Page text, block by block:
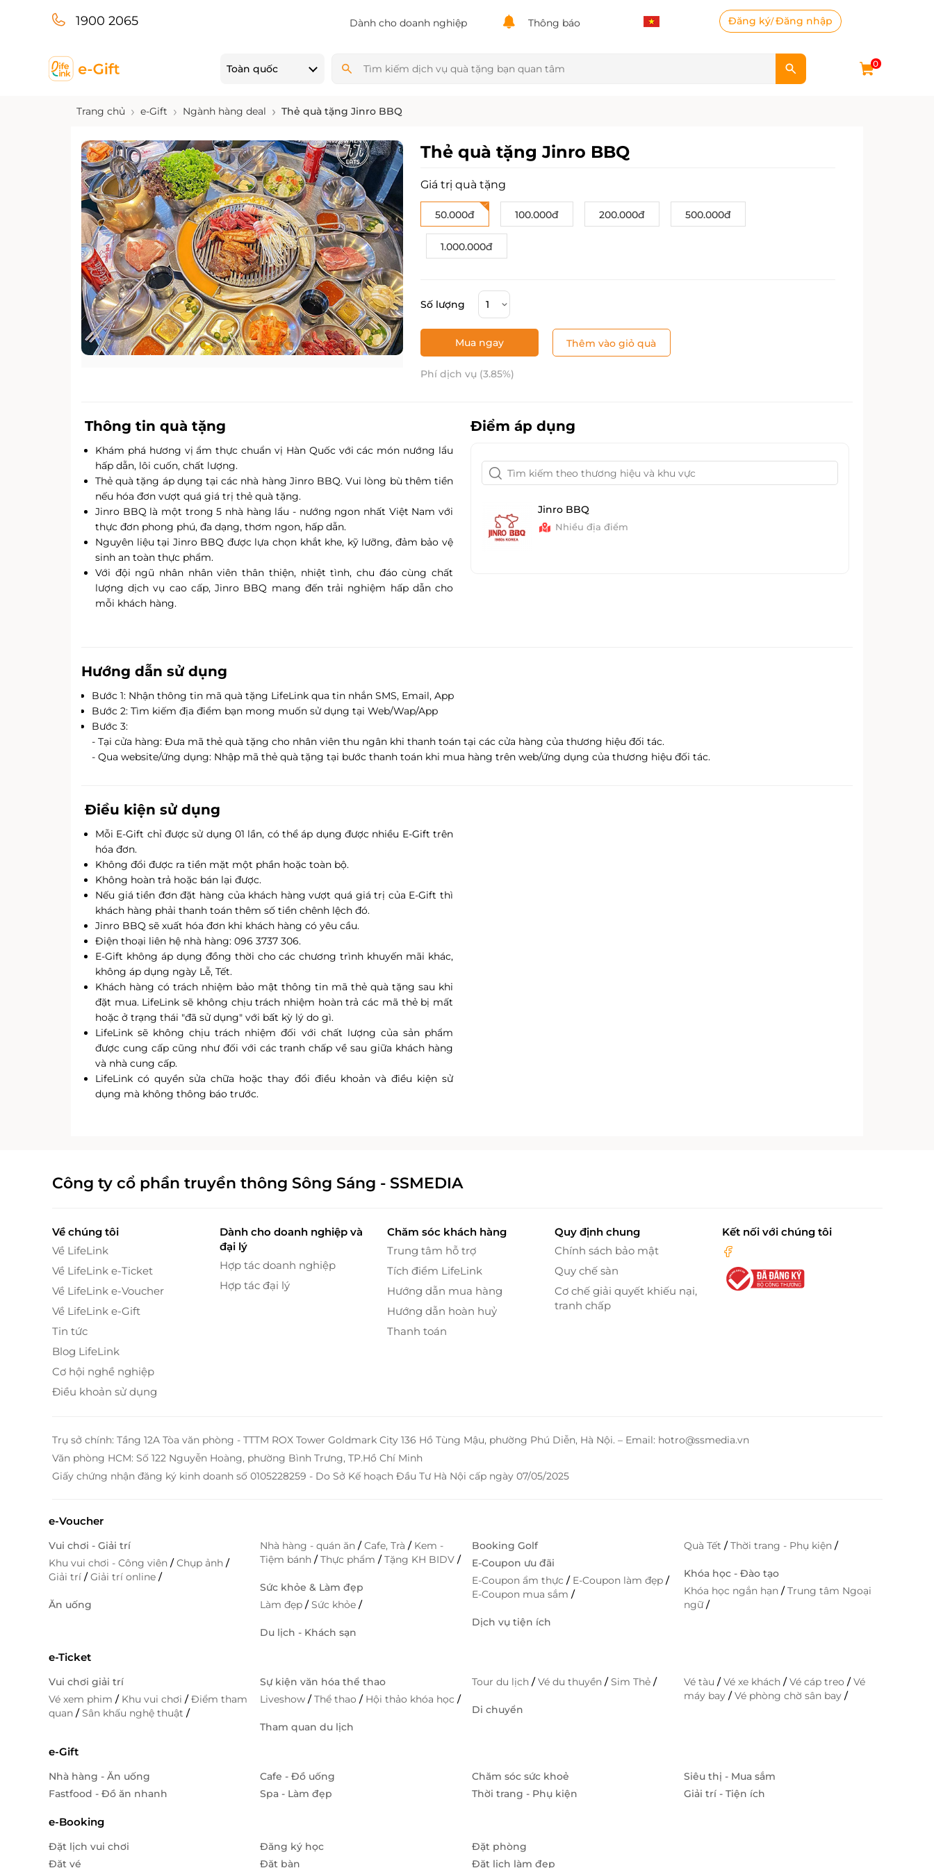
1900 2065 Dành cho doanh nghiệp Thông báo Đăng ký/Đăng nhập
Toàn quốc 0
Trang chủ e-Gift Ngành hàng deal Thẻ quà tặng Jinro BBQ
Thẻ quà tặng Jinro BBQ
Giá trị quà tặng
50.000đ 100.000đ 200.000đ 500.000đ
1.000.000đ
Số lượng
Mua ngay Thêm vào giỏ quà
Phí dịch vụ (3.85%)
Thông tin quà tặng
Khám phá hương vị ẩm thực chuẩn vị Hàn Quốc với các món nướng lẩu
hấp dẫn, lôi cuốn, chất lượng.
Thẻ quà tặng áp dụng tại các nhà hàng Jinro BBQ. Vui lòng bù thêm tiền
nếu hóa đơn vượt quá giá trị thẻ quà tặng.
Jinro BBQ là một trong 5 nhà hàng lẩu - nướng ngon nhất Việt Nam với
thực đơn phong phú, đa dạng, thơm ngon, hấp dẫn.
Nguyên liệu tại Jinro BBQ được lựa chọn khắt khe, kỹ lưỡng, đảm bảo vệ
sinh an toàn thực phẩm.
Với đội ngũ nhân nhân viên thân thiện, nhiệt tình, chu đáo cùng chất
lượng dịch vụ cao cấp, Jinro BBQ mang đến trải nghiệm hấp dẫn cho
mỗi khách hàng.
Điểm áp dụng
Jinro BBQ
Nhiều địa điểm
Hướng dẫn sử dụng
Bước 1: Nhận thông tin mã quà tặng LifeLink qua tin nhắn SMS, Email, App
Bước 2: Tìm kiếm địa điểm bạn mong muốn sử dụng tại Web/Wap/App
Bước 3:
- Tại cửa hàng: Đưa mã thẻ quà tặng cho nhân viên thu ngân khi thanh toán tại các cửa hàng của thương hiệu đối tác.
- Qua website/ứng dụng: Nhập mã thẻ quà tặng tại bước thanh toán khi mua hàng trên web/ứng dụng của thương hiệu đối tác.
Điều kiện sử dụng
Mỗi E-Gift chỉ được sử dụng 01 lần, có thể áp dụng được nhiều E-Gift trên
hóa đơn.
Không đổi được ra tiền mặt một phần hoặc toàn bộ.
Không hoàn trả hoặc bán lại được.
Nếu giá tiền đơn đặt hàng của khách hàng vượt quá giá trị của E-Gift thì
khách hàng phải thanh toán thêm số tiền chênh lệch đó.
Jinro BBQ sẽ xuất hóa đơn khi khách hàng có yêu cầu.
Điện thoại liên hệ nhà hàng: 096 3737 306.
E-Gift không áp dụng đồng thời cho các chương trình khuyến mãi khác,
không áp dụng ngày Lễ, Tết.
Khách hàng có trách nhiệm bảo mật thông tin mã thẻ quà tặng sau khi
đặt mua. LifeLink sẽ không chịu trách nhiệm hoàn trả các mã thẻ bị mất
hoặc ở trạng thái "đã sử dụng" với bất kỳ lý do gì.
LifeLink sẽ không chịu trách nhiệm đối với chất lượng của sản phẩm
được cung cấp cũng như đối với các tranh chấp về sau giữa khách hàng
và nhà cung cấp.
LifeLink có quyền sửa chữa hoặc thay đổi điều khoản và điều kiện sử
dụng mà không thông báo trước.
Công ty cổ phần truyền thông Sông Sáng - SSMEDIA
Về chúng tôi
Về LifeLink
Về LifeLink e-Ticket
Về LifeLink e-Voucher
Về LifeLink e-Gift
Tin tức
Blog LifeLink
Cơ hội nghề nghiệp
Điều khoản sử dụng
Dành cho doanh nghiệp và
đại lý
Hợp tác doanh nghiệp
Hợp tác đại lý
Chăm sóc khách hàng
Trung tâm hỗ trợ
Tích điểm LifeLink
Hướng dẫn mua hàng
Hướng dẫn hoàn huỷ
Thanh toán
Quy định chung
Chính sách bảo mật
Quy chế sàn
Cơ chế giải quyết khiếu nại,
tranh chấp
Kết nối với chúng tôi
Trụ sở chính: Tầng 12A Tòa văn phòng - TTTM ROX Tower Goldmark City 136 Hồ Tùng Mậu, phường Phú Diễn, Hà Nội. – Email: hotro@ssmedia.vn
Văn phòng HCM: Số 122 Nguyễn Hoàng, phường Bình Trưng, TP.Hồ Chí Minh
Giấy chứng nhận đăng ký kinh doanh số 0105228259 - Do Sở Kế hoạch Đầu Tư Hà Nội cấp ngày 07/05/2025
e-Voucher
Vui chơi - Giải trí
Khu vui chơi - Công viên /Chụp ảnh /
Giải trí /Giải trí online /
Ăn uống
Nhà hàng - quán ăn/Cafe, Trà/ Kem -
Tiệm bánh/Thực phẩm/Tặng KH BIDV/
Sức khỏe & Làm đẹp
Làm đẹp/Sức khỏe/
Du lịch - Khách sạn
Booking Golf
E-Coupon ưu đãi
E-Coupon ẩm thực / E-Coupon làm đẹp /
E-Coupon mua sắm /
Dịch vụ tiện ích
Quà Tết /Thời trang - Phụ kiện /
Khóa học - Đào tạo
Khóa học ngắn hạn /Trung tâm Ngoại
ngữ/
e-Ticket
Vui chơi giải trí
Vé xem phim / Khu vui chơi /Điểm tham
quan /Sân khấu nghệ thuật /
Sự kiện văn hóa thể thao
Liveshow/Thể thao/ Hội thảo khóa học/
Tham quan du lịch
Tour du lịch /Vé du thuyền /Sim Thẻ /
Di chuyển
Vé tàu /Vé xe khách /Vé cáp treo /Vé
máy bay /Vé phòng chờ sân bay /
e-Gift
Nhà hàng - Ăn uống
Fastfood - Đồ ăn nhanh
Cafe - Đồ uống
Spa - Làm đẹp
Chăm sóc sức khoẻ
Thời trang - Phụ kiện
Siêu thị - Mua sắm
Giải trí - Tiện ích
e-Booking
Đặt lịch vui chơi
Đặt vé
Đăng ký học
Đặt bàn
Đặt phòng
Đặt lịch làm đẹp